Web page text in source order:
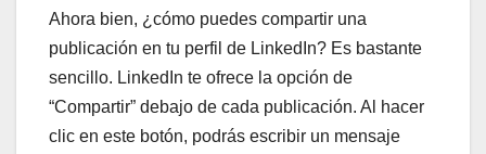
Ahora bien, ¿cómo puedes compartir una
publicación en tu perfil de LinkedIn? Es bastante
sencillo. LinkedIn te ofrece la opción de
“Compartir” debajo de cada publicación. Al hacer
clic en este botón, podrás escribir un mensaje